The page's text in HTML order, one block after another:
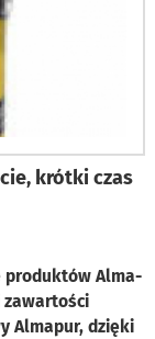
krótki czas
produktów Alma-
zawartości
Almapur, dzięki